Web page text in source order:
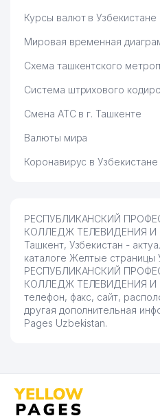
Курсы валют в Узбекистане
Мировая временная
Схема ташкентского
Система штрихового
Смена АТС в г. Ташкенте
Валюты мира
Коронавирус в
РЕСПУБЛИКАНСКИЙ
КОЛЛЕДЖ ТЕЛЕВИДЕНИЯ И
Ташкент, Узбекистан -
каталоге Желтые страницы
РЕСПУБЛИКАНСКИЙ
КОЛЛЕДЖ ТЕЛЕВИДЕНИЯ И
телефон, факс, сайт,
другая дополнительная
Pages Uzbekistan.